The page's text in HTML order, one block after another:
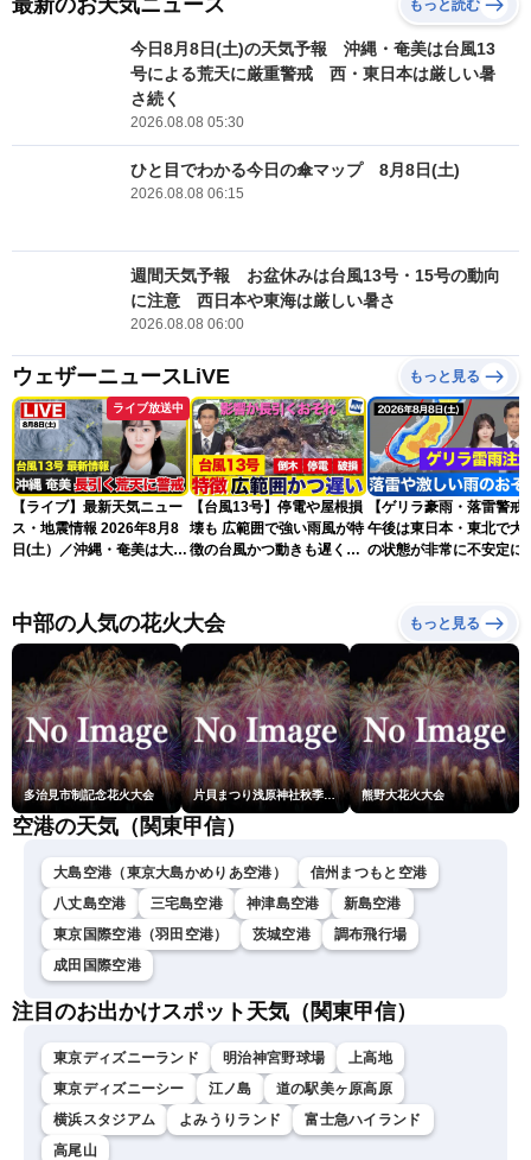
最新のお天気ニュース もっと読む
今日8月8日(土)の天気予報 沖縄・奄美は台風13
号による荒天に厳重警戒 西・東日本は厳しい暑
さ続く
2026.08.08 05:30
ひと目でわかる今日の傘マップ 8月8日(土)
2026.08.08 06:15
週間天気予報 お盆休みは台風13号・15号の動向
に注意 西日本や東海は厳しい暑さ
2026.08.08 06:00
ウェザーニュースLiVE もっと見る
ライブ放送中
【ライブ】最新天気ニュー
ス・地震情報 2026年8月8
日(土）／沖縄・奄美は大荒
ュースLiVEコーヒータイ
ム・青原桃香／山口剛央〉
【台風13号】停電や屋根損
壊も 広範囲で強い雨風が特
徴の台風かつ動きも遅く影
【ゲリラ豪雨・落雷警戒
午後は東日本・東北で大
の状態が非常に不安定に
中部の人気の花火大会 もっと見る
多治見市制記念花火大会 片貝まつり浅原神社秋季例大祭奉納大煙火 熊野大花火大会
空港の天気（関東甲信）
大島空港（東京大島かめりあ空港）
信州まつもと空港
八丈島空港
三宅島空港 神津島空港
新島空港
東京国際空港（羽田空港）
茨城空港
調布飛行場
成田国際空港
注目のお出かけスポット天気（関東甲信）
東京ディズニーランド 明治神宮野球場
上高地
東京ディズニーシー
江ノ島
道の駅美ヶ原高原
横浜スタジアム
よみうりランド
富士急ハイランド
高尾山